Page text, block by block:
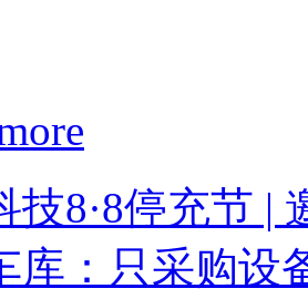
技8·8停充节 |
库：只采购设